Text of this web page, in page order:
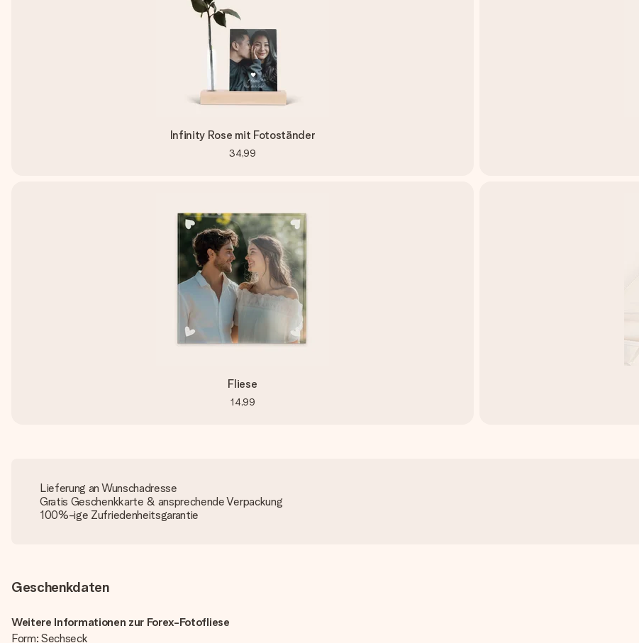
Infinity Rose mit Fotoständer
34,99
Fliese
14,99
Lieferung an Wunschadresse
Gratis Geschenkkarte & ansprechende Verpackung
100%-ige Zufriedenheitsgarantie
Geschenkdaten
Weitere Informationen zur Forex-Fotofliese
Form: Sechseck